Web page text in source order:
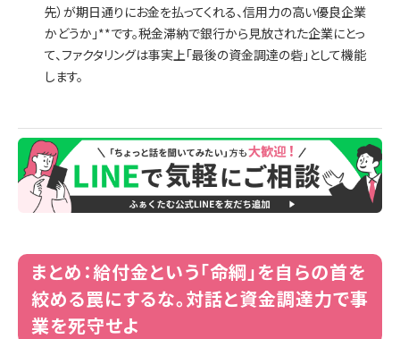
先）が期日通りにお金を払ってくれる、信用力の高い優良企業
かどうか」**です。税金滞納で銀行から見放された企業にとっ
て、ファクタリングは事実上「最後の資金調達の砦」として機能
します。
まとめ：給付金という「命綱」を自らの首を
絞める罠にするな。対話と資金調達力で事
業を死守せよ